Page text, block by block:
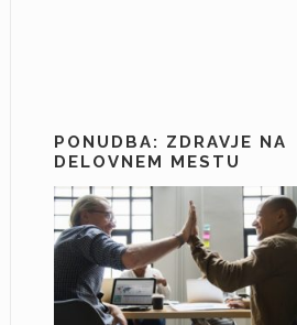
PONUDBA: ZDRAVJE NA
DELOVNEM MESTU